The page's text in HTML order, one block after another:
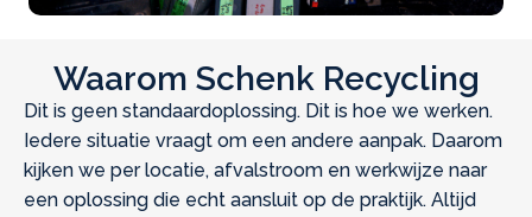
Waarom Schenk Recycling
Dit is geen standaardoplossing. Dit is hoe we werken.
Iedere situatie vraagt om een andere aanpak. Daarom
kijken we per locatie, afvalstroom en werkwijze naar
een oplossing die echt aansluit op de praktijk. Altijd